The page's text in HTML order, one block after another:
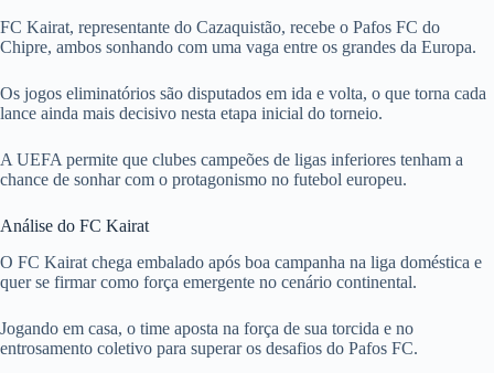
FC Kairat, representante do Cazaquistão, recebe o Pafos FC do
Chipre, ambos sonhando com uma vaga entre os grandes da Europa.
Os jogos eliminatórios são disputados em ida e volta, o que torna cada
lance ainda mais decisivo nesta etapa inicial do torneio.
A UEFA permite que clubes campeões de ligas inferiores tenham a
chance de sonhar com o protagonismo no futebol europeu.
Análise do FC Kairat
O FC Kairat chega embalado após boa campanha na liga doméstica e
quer se firmar como força emergente no cenário continental.
Jogando em casa, o time aposta na força de sua torcida e no
entrosamento coletivo para superar os desafios do Pafos FC.